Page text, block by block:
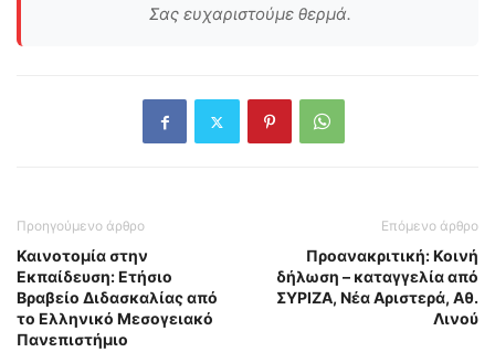
Σας ευχαριστούμε θερμά.
Προηγούμενο άρθρο
Καινοτομία στην
Εκπαίδευση: Ετήσιο
Βραβείο Διδασκαλίας από
το Ελληνικό Μεσογειακό
Πανεπιστήμιο
Επόμενο άρθρο
Προανακριτική: Κοινή
δήλωση – καταγγελία από
ΣΥΡΙΖΑ, Νέα Αριστερά, Αθ.
Λινού